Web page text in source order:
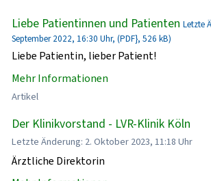
Liebe Patientinnen und Patienten Letzte
September 2022, 16:30 Uhr, (PDF}, 526 kB)
Liebe Patientin, lieber Patient!
Mehr Informationen
Artikel
Der Klinikvorstand - LVR-Klinik Köln
Letzte Änderung: 2. Oktober 2023, 11:18 Uhr
Ärztliche Direktorin